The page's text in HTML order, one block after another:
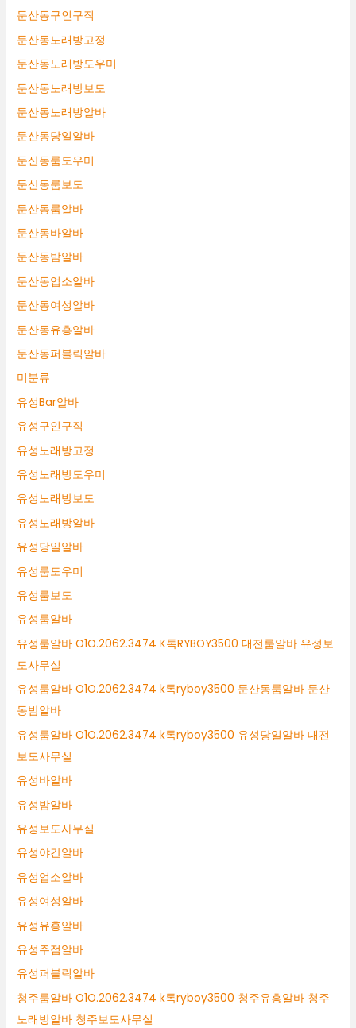
둔산동구인구직
둔산동노래방고정
둔산동노래방도우미
둔산동노래방보도
둔산동노래방알바
둔산동당일알바
둔산동룸도우미
둔산동룸보도
둔산동룸알바
둔산동바알바
둔산동밤알바
둔산동업소알바
둔산동여성알바
둔산동유흥알바
둔산동퍼블릭알바
미분류
유성Bar알바
유성구인구직
유성노래방고정
유성노래방도우미
유성노래방보도
유성노래방알바
유성당일알바
유성룸도우미
유성룸보도
유성룸알바
유성룸알바 O1O.2062.3474 K톡RYBOY3500 대전룸알바 유성보
도사무실
유성룸알바 O1O.2062.3474 k톡ryboy3500 둔산동룸알바 둔산
동밤알바
유성룸알바 O1O.2062.3474 k톡ryboy3500 유성당일알바 대전
보도사무실
유성바알바
유성밤알바
유성보도사무실
유성야간알바
유성업소알바
유성여성알바
유성유흥알바
유성주점알바
유성퍼블릭알바
청주룸알바 O1O.2062.3474 k톡ryboy3500 청주유흥알바 청주
노래방알바 청주보도사무실